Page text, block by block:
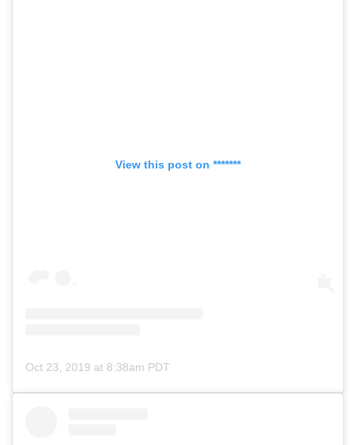
View this post on *******
Oct 23, 2019 at 8:38am PDT